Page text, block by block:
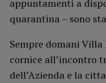
appuntamenti a
quarantina – sono
Sempre domani
cornice all’incontro
dell’Azienda e la